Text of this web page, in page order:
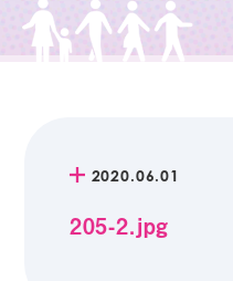
2020.06.01
205-2.jpg